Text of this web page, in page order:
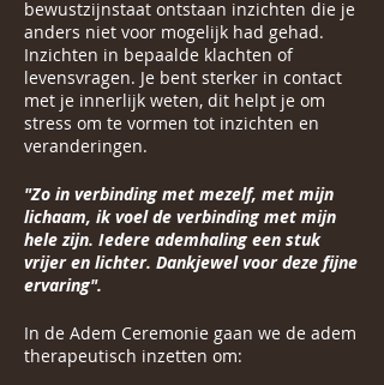
bewustzijnstaat ontstaan inzichten die je
anders niet voor mogelijk had gehad.
Inzichten in bepaalde klachten of
levensvragen. Je bent sterker in contact
met je innerlijk weten, dit helpt je om
stress om te vormen tot inzichten en
veranderingen.
"Zo in verbinding met mezelf, met mijn
lichaam, ik voel de verbinding met mijn
hele zijn. Iedere ademhaling een stuk
vrijer en lichter. Dankjewel voor deze fijne
ervaring".
In de Adem Ceremonie gaan we de adem
therapeutisch inzetten om: